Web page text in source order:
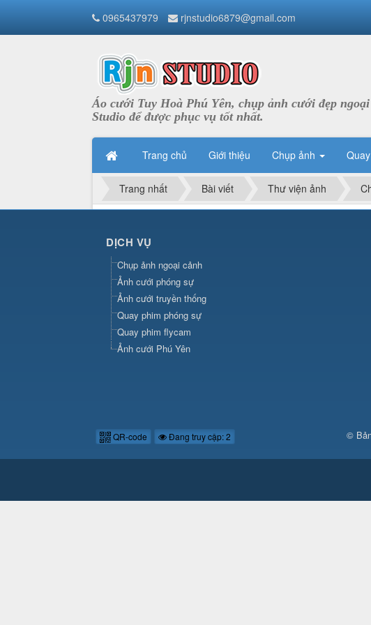
0965437979 rjnstudio6879@gmail.com
Áo cưới Tuy Hoà Phú Yên, chụp ảnh cưới đẹp
Studio để được phục vụ tốt nhất.
Trang chủ Giới thiệu Chụp ảnh
Trang nhất Bài viết Thư viện ảnh
DỊCH VỤ
Chụp ảnh ngoại cảnh
Ảnh cưới phóng sự
Ảnh cưới truyền thống
Quay phim phóng sự
Quay phim flycam
Ảnh cưới Phú Yên
QR-code Đang truy cập: 2 ©